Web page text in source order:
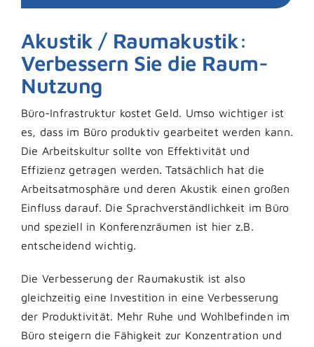
Akustik / Raumakustik:
Verbessern Sie die Raum-
Nutzung
Büro-Infrastruktur kostet Geld. Umso wichtiger ist
es, dass im Büro produktiv gearbeitet werden kann.
Die Arbeitskultur sollte von Effektivität und
Effizienz getragen werden. Tatsächlich hat die
Arbeitsatmosphäre und deren Akustik einen großen
Einfluss darauf. Die Sprachverständlichkeit im Büro
und speziell in Konferenzräumen ist hier z.B.
entscheidend wichtig.
Die Verbesserung der Raumakustik ist also
gleichzeitig eine Investition in eine Verbesserung
der Produktivität. Mehr Ruhe und Wohlbefinden im
Büro steigern die Fähigkeit zur Konzentration und